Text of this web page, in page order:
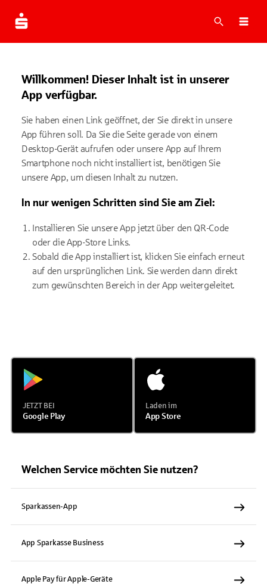
Suche
Willkommen! Dieser Inhalt ist in unserer
App verfügbar.
Sie haben einen Link geöffnet, der Sie direkt in unsere
App führen soll. Da Sie die Seite gerade von einem
Desktop-Gerät aufrufen oder unsere App auf Ihrem
Smartphone noch nicht installiert ist, benötigen Sie
unsere App, um diesen Inhalt zu nutzen.
In nur wenigen Schritten sind Sie am Ziel:
Installieren Sie unsere App jetzt über den QR-Code
oder die App-Store Links.
Sobald die App installiert ist, klicken Sie einfach erneut
auf den ursprünglichen Link. Sie werden dann direkt
zum gewünschten Bereich in der App weitergeleitet.
JETZT BEI
Google Play
Laden im
App Store
Welchen Service möchten Sie nutzen?
Sparkassen-App
App Sparkasse Business
Apple Pay für Apple-Geräte